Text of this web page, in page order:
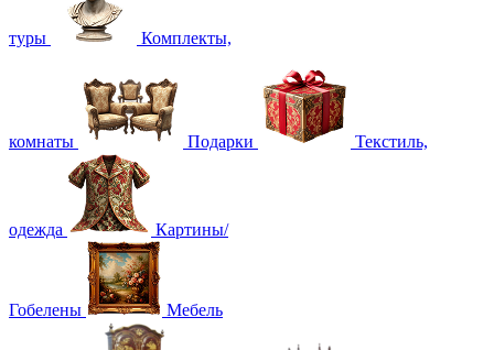
туры Комплекты,
комнаты Подарки Текстиль,
одежда Картины/
Гобелены Мебель